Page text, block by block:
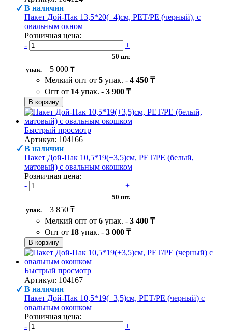
В наличии
Пакет Дой-Пак 13,5*20(+4)см, PET/PE (черный), с
овальным окном
Розничная цена:
-
+
50 шт.
упак.
5 000 ₸
Мелкий опт от 5 упак. - 4 450 ₸
Опт от 14 упак. - 3 900 ₸
В корзину
Быстрый просмотр
Артикул: 104166
В наличии
Пакет Дой-Пак 10,5*19(+3,5)см, PET/PE (белый,
матовый) с овальным окошком
Розничная цена:
-
+
50 шт.
упак.
3 850 ₸
Мелкий опт от 6 упак. - 3 400 ₸
Опт от 18 упак. - 3 000 ₸
В корзину
Быстрый просмотр
Артикул: 104167
В наличии
Пакет Дой-Пак 10,5*19(+3,5)см, PET/PE (черный) с
овальным окошком
Розничная цена:
-
+